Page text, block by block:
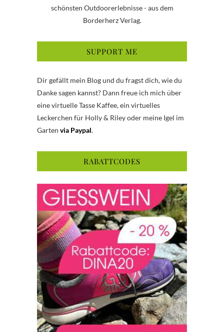
schönsten Outdoorerlebnisse - aus dem
Borderherz Verlag.
SUPPORT ME
Dir gefällt mein Blog und du fragst dich, wie du
Danke sagen kannst? Dann freue ich mich über
eine virtuelle Tasse Kaffee, ein virtuelles
Leckerchen für Holly & Riley oder meine Igel im
Garten via Paypal.
RABATTCODES